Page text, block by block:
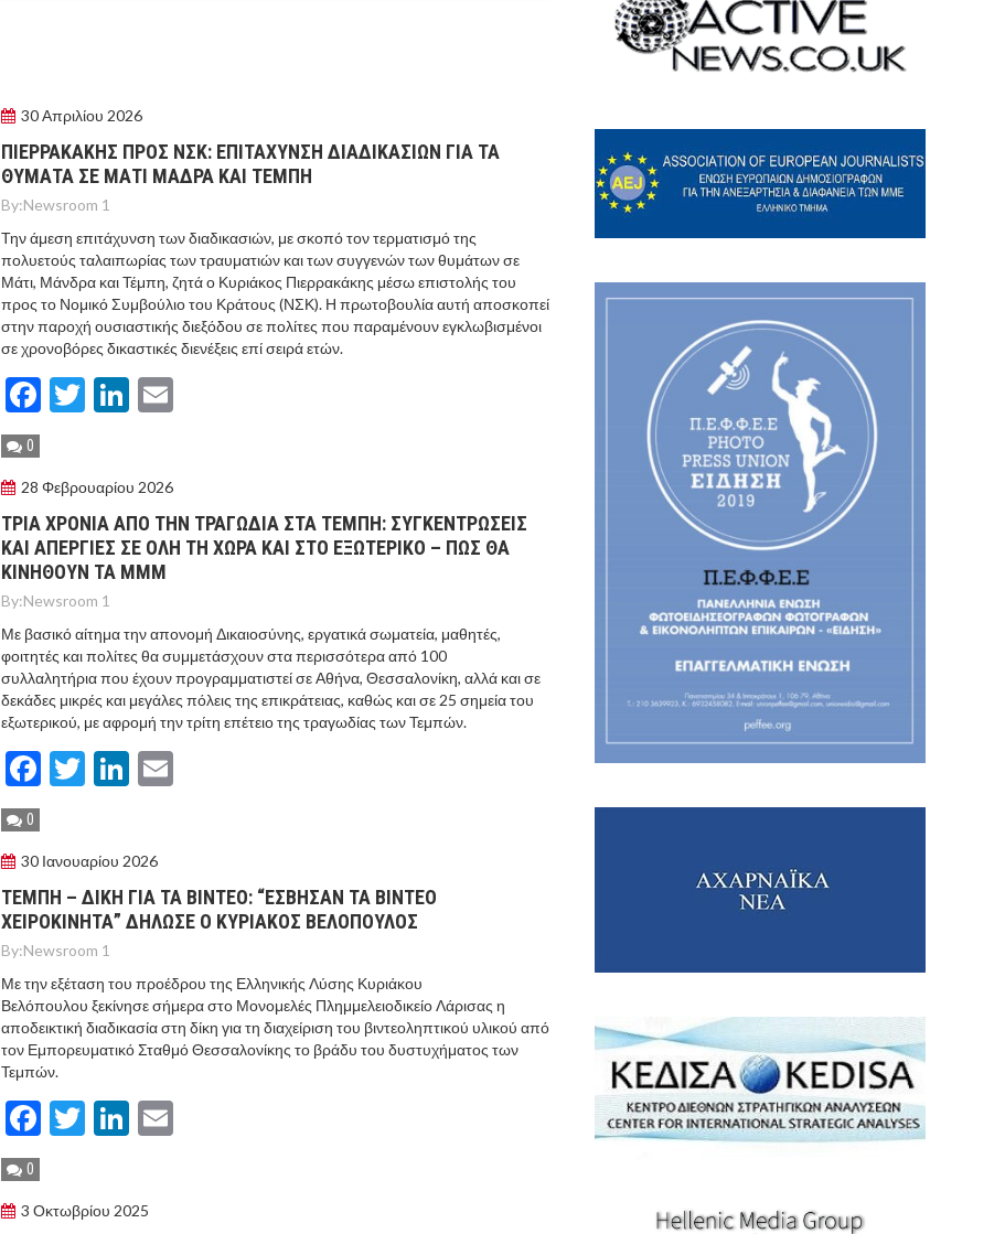
30 Απριλίου 2026
ΠΙΕΡΡΑΚΑΚΗΣ ΠΡΟΣ ΝΣΚ: ΕΠΙΤΑΧΥΝΣΗ ΔΙΑΔΙΚΑΣΙΩΝ ΓΙΑ ΤΑ
ΘΥΜΑΤΑ ΣΕ ΜΑΤΙ ΜΑΔΡΑ ΚΑΙ ΤΕΜΠΗ
By:Newsroom 1
Την άμεση επιτάχυνση των διαδικασιών, με σκοπό τον τερματισμό της
πολυετούς ταλαιπωρίας των τραυματιών και των συγγενών των θυμάτων σε
Μάτι, Μάνδρα και Τέμπη, ζητά ο Κυριάκος Πιερρακάκης μέσω επιστολής του
προς το Νομικό Συμβούλιο του Κράτους (ΝΣΚ). Η πρωτοβουλία αυτή αποσκοπεί
στην παροχή ουσιαστικής διεξόδου σε πολίτες που παραμένουν εγκλωβισμένοι
σε χρονοβόρες δικαστικές διενέξεις επί σειρά ετών.
Facebook
TwitterLinkedIn
0
28 Φεβρουαρίου 2026
ΤΡΙΑ ΧΡΟΝΙΑ ΑΠΟ ΤΗΝ ΤΡΑΓΩΔΙΑ ΣΤΑ ΤΕΜΠΗ: ΣΥΓΚΕΝΤΡΩΣΕΙΣ
ΚΑΙ ΑΠΕΡΓΙΕΣ ΣΕ ΟΛΗ ΤΗ ΧΩΡΑ ΚΑΙ ΣΤΟ ΕΞΩΤΕΡΙΚΟ – ΠΩΣ ΘΑ
ΚΙΝΗΘΟΥΝ ΤΑ ΜΜΜ
By:Newsroom 1
Με βασικό αίτημα την απονομή Δικαιοσύνης, εργατικά σωματεία, μαθητές,
φοιτητές και πολίτες θα συμμετάσχουν στα περισσότερα από 100
συλλαλητήρια που έχουν προγραμματιστεί σε Αθήνα, Θεσσαλονίκη, αλλά και σε
δεκάδες μικρές και μεγάλες πόλεις της επικράτειας, καθώς και σε 25 σημεία του
εξωτερικού, με αφρομή την τρίτη επέτειο της τραγωδίας των Τεμπών.
Facebook
TwitterLinkedIn
0
30 Ιανουαρίου 2026
ΤΕΜΠΗ – ΔΙΚΗ ΓΙΑ ΤΑ ΒΙΝΤΕΟ: “ΕΣΒΗΣΑΝ ΤΑ ΒΙΝΤΕΟ
ΧΕΙΡΟΚΙΝΗΤΑ” ΔΗΛΩΣΕ Ο ΚΥΡΙΑΚΟΣ ΒΕΛΟΠΟΥΛΟΣ
By:Newsroom 1
Με την εξέταση του προέδρου της Ελληνικής Λύσης Κυριάκου
Βελόπουλου ξεκίνησε σήμερα στο Μονομελές Πλημμελειοδικείο Λάρισας η
αποδεικτική διαδικασία στη δίκη για τη διαχείριση του βιντεοληπτικού υλικού από
τον Εμπορευματικό Σταθμό Θεσσαλονίκης το βράδυ του δυστυχήματος των
Τεμπών.
Facebook
TwitterLinkedIn
0
3 Οκτωβρίου 2025